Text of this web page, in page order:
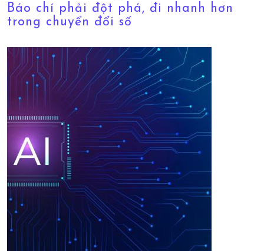
Báo chí phải đột phá, đi nhanh hơn
trong chuyển đổi số